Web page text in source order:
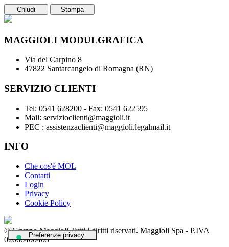
Chiudi Stampa
MAGGIOLI MODULGRAFICA
Via del Carpino 8
47822 Santarcangelo di Romagna (RN)
SERVIZIO CLIENTI
Tel: 0541 628200 - Fax: 0541 622595
Mail: servizioclienti@maggioli.it
PEC : assistenzaclienti@maggioli.legalmail.it
INFO
Che cos'è MOL
Contatti
Login
Privacy
Cookie Policy
© Gruppo Maggioli Tutti i diritti riservati. Maggioli Spa - P.IVA
02066400405